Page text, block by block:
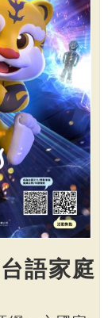
語家庭